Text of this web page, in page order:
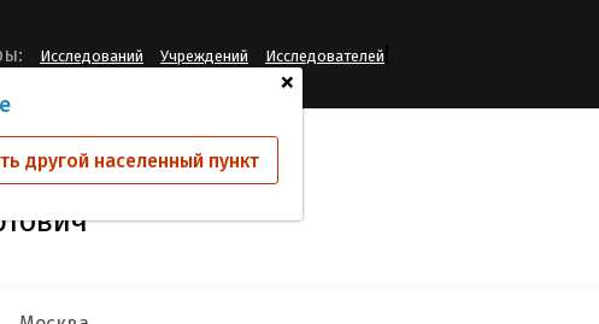
+
другой населенный пункт
Исследований Учреждений Исследователей
Евгений Альбертович